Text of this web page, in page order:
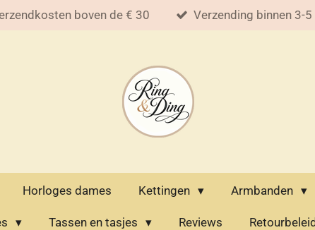
boven de € 30 Verzending binnen 3-
Horloges dames Kettingen Armbanden
Tassen en tasjes Reviews Retourbeleid